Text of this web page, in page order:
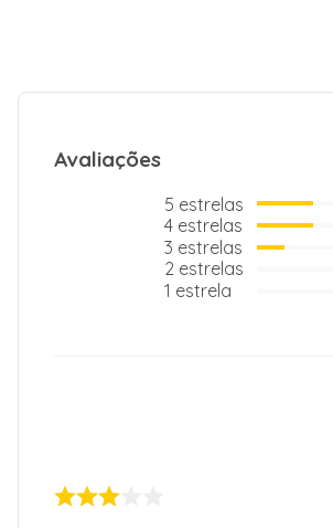
Avaliações
5 estrelas
4 estrelas
3 estrelas
2 estrelas
1 estrela